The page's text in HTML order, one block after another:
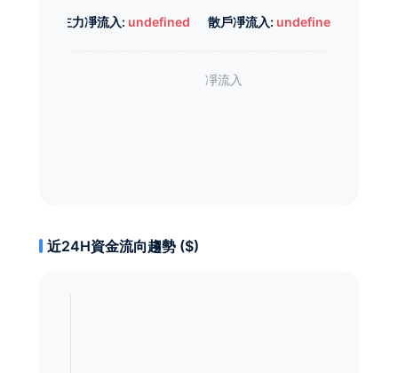
主力凈流入: undefined 散戶凈流入: undefined
近24H資金流向趨勢 ($)